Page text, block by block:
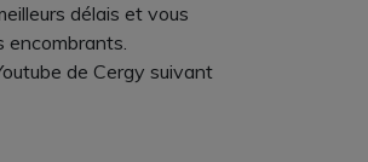
délais et vous
encombrants.
de Cergy suivant